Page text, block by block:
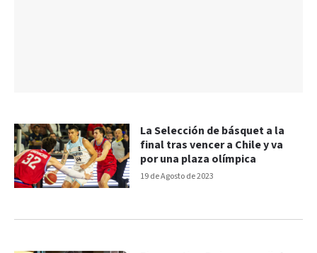
19 de Agosto de 2023
La Selección de básquet a la
final tras vencer a Chile y va
por una plaza olímpica